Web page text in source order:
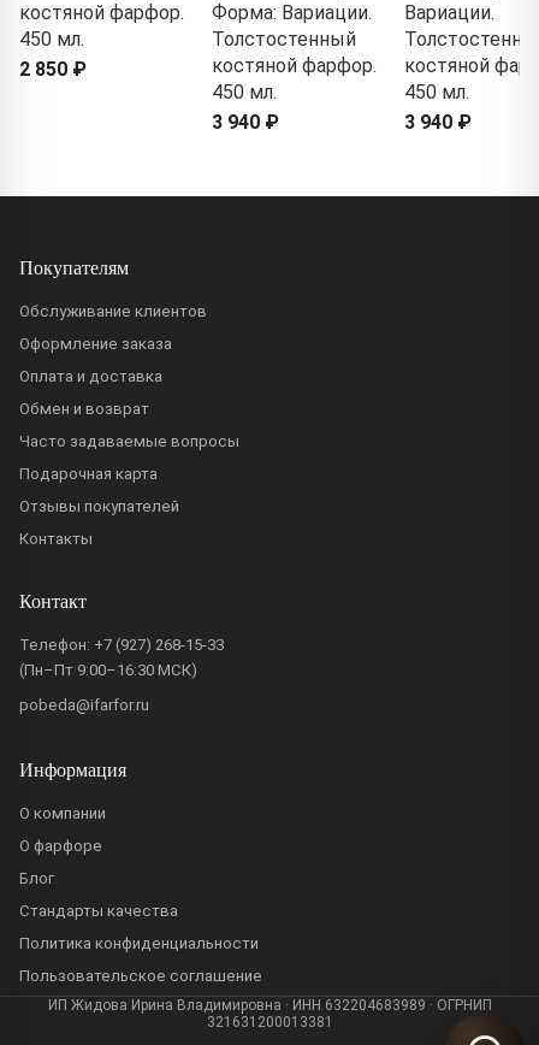
костяной фарфор.
450 мл.
2 850 ₽
Форма: Вариации.
Толстостенный
костяной фарфор.
450 мл.
3 940 ₽
Вариации.
костяной
450 мл.
3 940 ₽
Покупателям
Обслуживание клиентов
Оформление заказа
Оплата и доставка
Обмен и возврат
Часто задаваемые вопросы
Подарочная карта
Отзывы покупателей
Контакты
Контакт
Телефон: +7 (927) 268-15-33
(Пн–Пт 9:00–16:30 МСК)
pobeda@ifarfor.ru
Информация
О компании
О фарфоре
Блог
Стандарты качества
Политика конфиденциальности
Пользовательское соглашение
ИП Жидова Ирина Владимировна · ИНН 632204683989 · ОГРНИП
321631200013381